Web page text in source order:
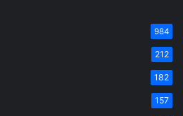
984
212
182
157